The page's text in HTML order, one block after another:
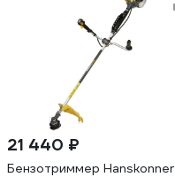
21 440 ₽
Бензотриммер Hanskonner